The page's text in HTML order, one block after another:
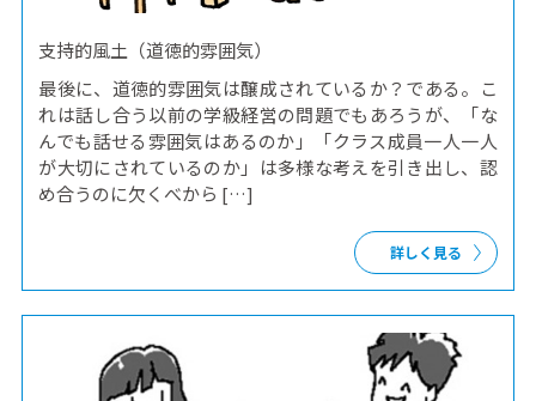
支持的風土（道徳的雰囲気）
最後に、道徳的雰囲気は醸成されているか？である。こ
れは話し合う以前の学級経営の問題でもあろうが、「な
んでも話せる雰囲気はあるのか」「クラス成員一人一人
が大切にされているのか」は多様な考えを引き出し、認
め合うのに欠くべから […]
詳しく見る